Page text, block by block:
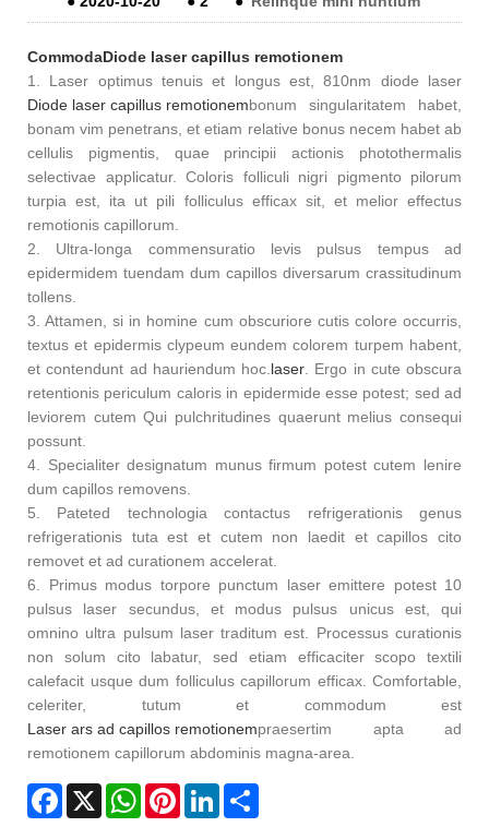
CommodaDiode laser capillus remotionem
1. Laser optimus tenuis et longus est, 810nm diode laser
Diode laser capillus remotionembonum singularitatem habet,
bonam vim penetrans, et etiam relative bonus necem habet ab
cellulis pigmentis, quae principii actionis photothermalis
selectivae applicatur. Coloris folliculi nigri pigmento pilorum
turpia est, ita ut pili folliculus efficax sit, et melior effectus
remotionis capillorum.
2. Ultra-longa commensuratio levis pulsus tempus ad
epidermidem tuendam dum capillos diversarum crassitudinum
tollens.
3. Attamen, si in homine cum obscuriore cutis colore occurris,
textus et epidermis clypeum eundem colorem turpem habent,
et contendunt ad hauriendum hoc. laser . Ergo in cute obscura
retentionis periculum caloris in epidermide esse potest; sed ad
leviorem cutem Qui pulchritudines quaerunt melius consequi
possunt.
4. Specialiter designatum munus firmum potest cutem lenire
dum capillos removens.
5. Pateted technologia contactus refrigerationis genus
refrigerationis tuta est et cutem non laedit et capillos cito
removet et ad curationem accelerat.
6. Primus modus torpore punctum laser emittere potest 10
pulsus laser secundus, et modus pulsus unicus est, qui
omnino ultra pulsum laser traditum est. Processus curationis
non solum cito labatur, sed etiam efficaciter scopo textili
calefacit usque dum folliculus capillorum efficax. Comfortable,
celeriter, tutum et commodum est
Laser ars ad capillos remotionempraesertim apta ad
remotionem capillorum abdominis magna-area.
Facebook
X WhatsAppPinterestLinkedIn